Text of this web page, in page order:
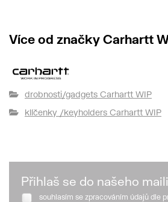
Více od značky Carhartt
drobnosti/gadgets Carhartt WIP
klíčenky /keyholders Carhartt WIP
Přihlaš se do našeho
souhlasím se zpracováním údajů dle